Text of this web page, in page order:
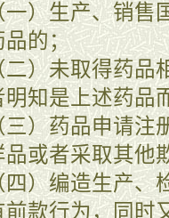
生产、销售国
品的；
未取得药品相
明知是上述药品
药品申请注册
品或者采取其他
编造生产、检
行为，同时又